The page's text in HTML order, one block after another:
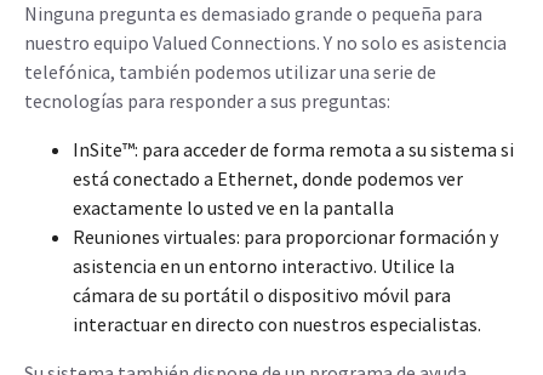
Ninguna pregunta es demasiado grande o pequeña para
nuestro equipo Valued Connections. Y no solo es asistencia
telefónica, también podemos utilizar una serie de
tecnologías para responder a sus preguntas:
InSite™: para acceder de forma remota a su sistema si
está conectado a Ethernet, donde podemos ver
exactamente lo usted ve en la pantalla
Reuniones virtuales: para proporcionar formación y
asistencia en un entorno interactivo. Utilice la
cámara de su portátil o dispositivo móvil para
interactuar en directo con nuestros especialistas.